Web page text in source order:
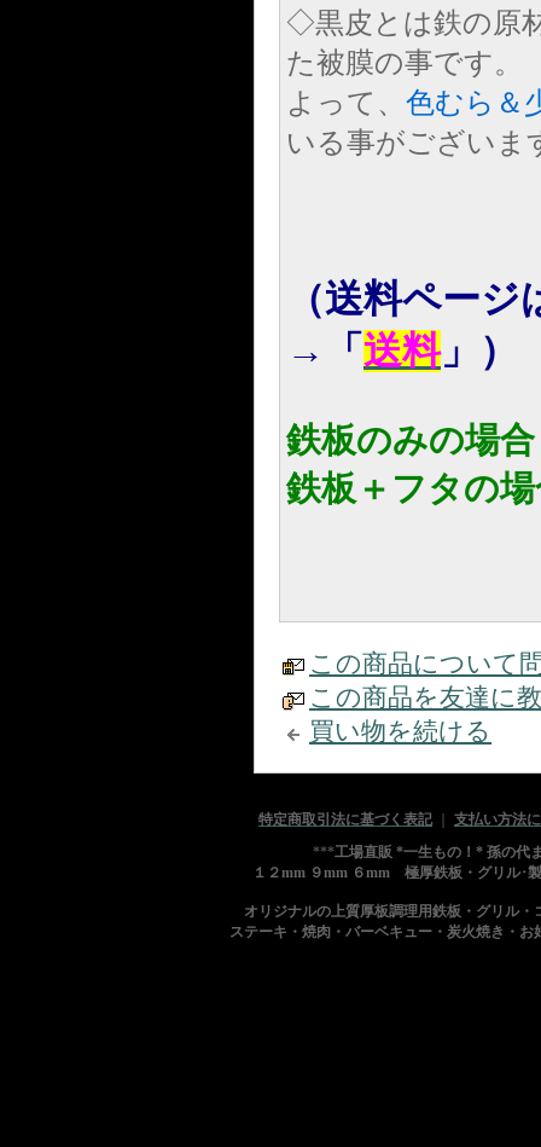
◇黒皮とは鉄の原
た被膜の事です。
よって、 色むら＆
いる事がございま
（送料ペー
→「 送料」）
鉄板のみの場
鉄板＋フタの
この商品について
この商品を友達に
買い物を続ける
特定商取引法に基づく表記｜ 支払い方法
***工場直販 *一生もの！* 孫の代
１２mm ９mm ６mm 極厚鉄板・グリル･
オリジナルの上質厚板調理用鉄板・グリル
ステーキ・焼肉・バーベキュー・炭火焼き・